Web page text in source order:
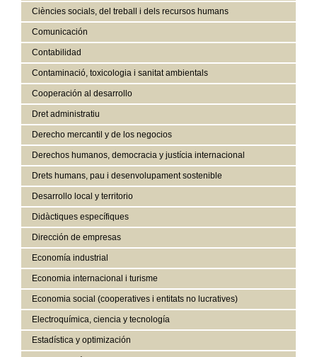
Ciències socials, del treball i dels recursos humans
Comunicación
Contabilidad
Contaminació, toxicologia i sanitat ambientals
Cooperación al desarrollo
Dret administratiu
Derecho mercantil y de los negocios
Derechos humanos, democracia y justícia internacional
Drets humans, pau i desenvolupament sostenible
Desarrollo local y territorio
Didàctiques específiques
Dirección de empresas
Economía industrial
Economia internacional i turisme
Economia social (cooperatives i entitats no lucratives)
Electroquímica, ciencia y tecnología
Estadística y optimización